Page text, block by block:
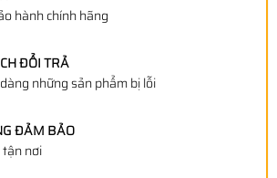
hành chính hãng
ĐỔI TRẢ
những sản phẩm bị lỗi
ĐẢM BẢO
tận nơi